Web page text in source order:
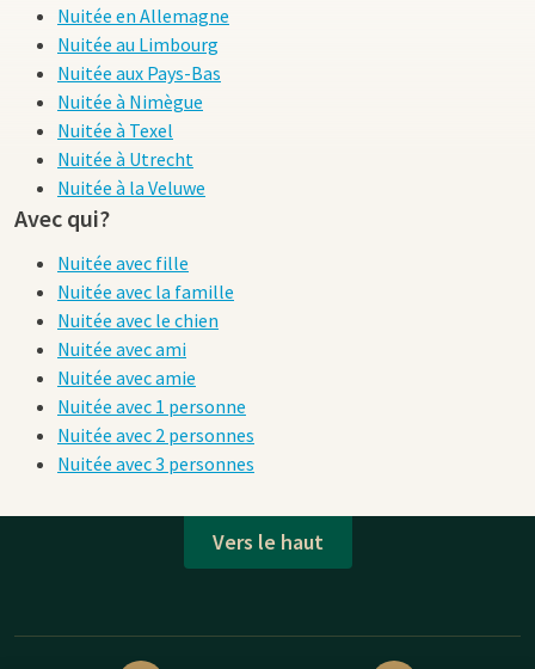
Nuitée en Allemagne
Nuitée au Limbourg
Nuitée aux Pays-Bas
Nuitée à Nimègue
Nuitée à Texel
Nuitée à Utrecht
Nuitée à la Veluwe
Avec qui?
Nuitée avec fille
Nuitée avec la famille
Nuitée avec le chien
Nuitée avec ami
Nuitée avec amie
Nuitée avec 1 personne
Nuitée avec 2 personnes
Nuitée avec 3 personnes
Vers le haut